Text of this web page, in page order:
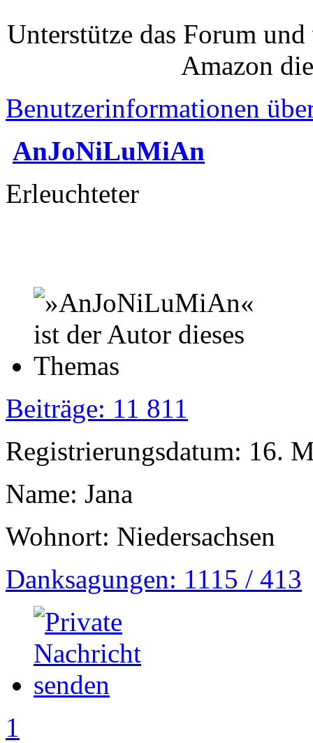
Unterstütze das Forum
Amazon
Benutzerinformationen
AnJoNiLuMiAn
Erleuchteter
Beiträge: 11 811
Registrierungsdatum: 16.
Name: Jana
Wohnort: Niedersachsen
Danksagungen: 1115 / 413
1